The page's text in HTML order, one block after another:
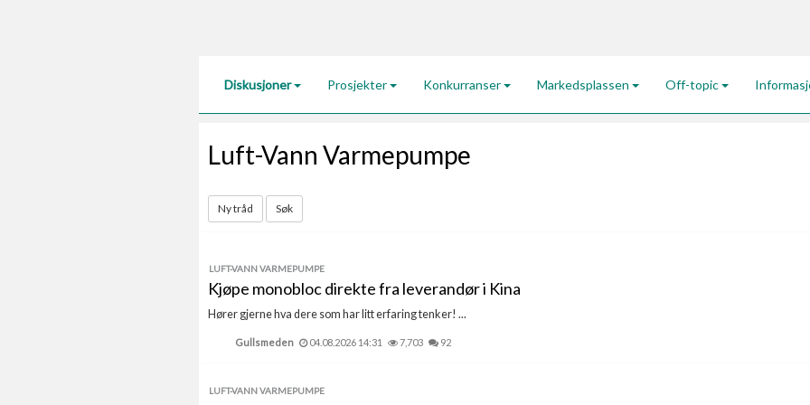
Diskusjoner Prosjekter Konkurranser Markedsplassen Off-topic
Luft-Vann Varmepumpe
Ny tråd Søk
LUFT-VANN VARMEPUMPE
Kjøpe monobloc direkte fra leverandør i Kina
Hører gjerne hva dere som har litt erfaring tenker! ...
Gullsmeden 04.08.2026 14:31 7,703 92
LUFT-VANN VARMEPUMPE